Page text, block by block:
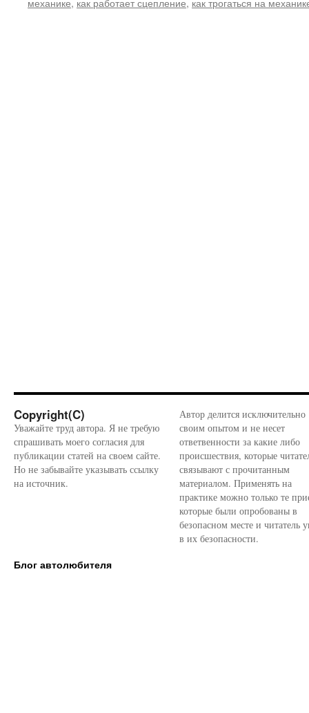
Copyright(C)
Уважайте труд автора. Я не требую
спрашивать моего согласия для
публикации статей на своем сайте.
Но не забывайте указывать ссылку
на источник.
Автор делится исключительно
своим опытом и не несет
ответвенности за какие либо
происшествия, которые
связывают с прочитанным
материалом. Применять на
практике можно только те
которые были опробованы в
безопасном месте и читатель
в их безопасности.
Блог автолюбителя